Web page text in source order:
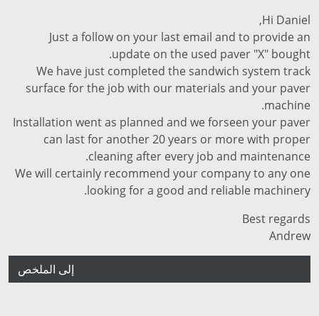
Hi Daniel,
Just a follow on your last email and to provide an
update on the used paver "X" bought.
We have just completed the sandwich system track
surface for the job with our materials and your paver
machine.
Installation went as planned and we forseen your paver
can last for another 20 years or more with proper
cleaning after every job and maintenance.
We will certainly recommend your company to any one
looking for a good and reliable machinery.
Best regards
Andrew
إلى الملخص